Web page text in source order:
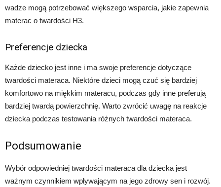
wadze mogą potrzebować większego wsparcia, jakie zapewnia
materac o twardości H3.
Preferencje dziecka
Każde dziecko jest inne i ma swoje preferencje dotyczące
twardości materaca. Niektóre dzieci mogą czuć się bardziej
komfortowo na miękkim materacu, podczas gdy inne preferują
bardziej twardą powierzchnię. Warto zwrócić uwagę na reakcje
dziecka podczas testowania różnych twardości materaca.
Podsumowanie
Wybór odpowiedniej twardości materaca dla dziecka jest
ważnym czynnikiem wpływającym na jego zdrowy sen i rozwój.